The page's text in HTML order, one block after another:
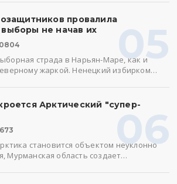
05
провалила
не начав их
страда в Нарьян-Маре, как и
жаркой. Ненецкий избирком…
06
Арктический "супер-
становится объектом неуклонно
Мурманская область создает…